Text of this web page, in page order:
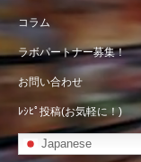
コラム
ラボパートナー募集！
お問い合わせ
ﾚｼﾋﾟ投稿(お気軽に！)
Japanese